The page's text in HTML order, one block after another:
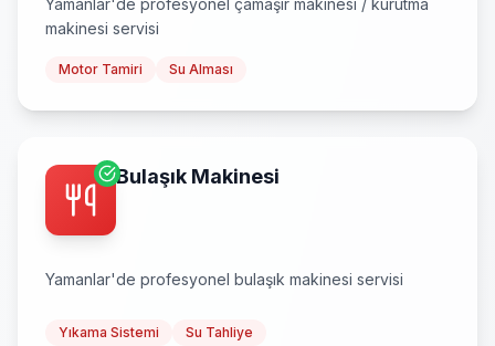
Yamanlar'de profesyonel çamaşır makinesi / kurutma
makinesi servisi
Motor Tamiri Su Alması
Bulaşık Makinesi
Yamanlar'de profesyonel bulaşık makinesi servisi
Yıkama Sistemi Su Tahliye